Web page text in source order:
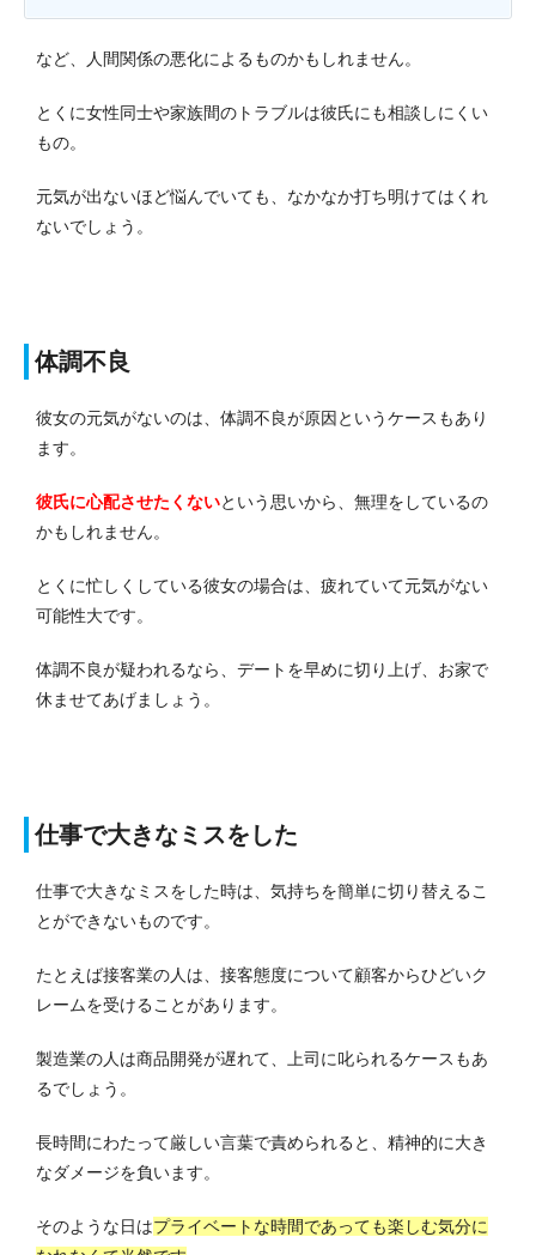
など、人間関係の悪化によるものかもしれません。
とくに女性同士や家族間のトラブルは彼氏にも相談しにくい
もの。
元気が出ないほど悩んでいても、なかなか打ち明けてはくれ
ないでしょう。
体調不良
彼女の元気がないのは、体調不良が原因というケースもあり
ます。
彼氏に心配させたくないという思いから、無理をしているの
かもしれません。
とくに忙しくしている彼女の場合は、疲れていて元気がない
可能性大です。
体調不良が疑われるなら、デートを早めに切り上げ、お家で
休ませてあげましょう。
仕事で大きなミスをした
仕事で大きなミスをした時は、気持ちを簡単に切り替えるこ
とができないものです。
たとえば接客業の人は、接客態度について顧客からひどいク
レームを受けることがあります。
製造業の人は商品開発が遅れて、上司に叱られるケースもあ
るでしょう。
長時間にわたって厳しい言葉で責められると、精神的に大き
なダメージを負います。
そのような日はプライベートな時間であっても楽しむ気分に